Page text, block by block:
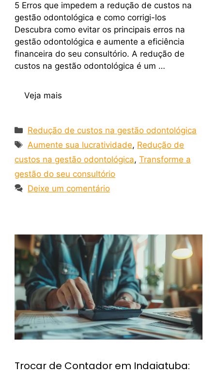
5 Erros que impedem a redução de custos na
gestão odontológica e como corrigi-los
Descubra como evitar os principais erros na
gestão odontológica e aumente a eficiência
financeira do seu consultório. A redução de
custos na gestão odontológica é um …
Veja mais
Redução de custos na gestão odontológica
Aumente sua lucratividade, Redução de
custos na gestão odontológica, Transforme a
gestão do seu consultório
Deixe um comentário
Trocar de Contador em Indaiatuba: